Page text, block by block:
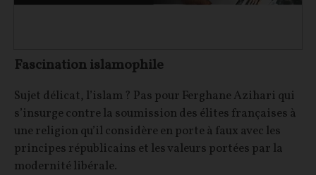
Fascination islamophile
Sujet délicat, l’islam ? Pas pour Ferghane Azihari qui
s’insurge contre la soumission des élites françaises à
une religion qu’il considère en porte à faux avec les
principes républicains et les valeurs portées par la
modernité libérale.